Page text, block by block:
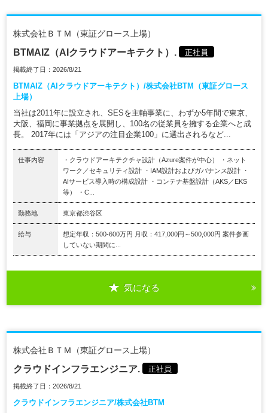
株式会社ＢＴＭ（東証グロース上場）
BTMAIZ（AIクラウドアーキテクト）. 正社員
掲載終了日：2026/8/21
BTMAIZ（AIクラウドアーキテクト）/株式会社BTM（東証グロース
上場）
当社は2011年に設立され、SESを主軸事業に、わずか5年間で東京、
大阪、福岡に事業拠点を展開し、100名の従業員を擁する企業へと成
長。 2017年には「アジアの注目企業100」に選出されるなど...
仕事内容
・クラウドアーキテクチャ設計（Azure案件が中心） ・ネット
ワーク／セキュリティ設計 ・IAM設計およびガバナンス設計 ・
AIサービス導入時の構成設計 ・コンテナ基盤設計（AKS／EKS
等） ・C...
勤務地 東京都渋谷区
給与
想定年収：500-600万円 月収：417,000円～500,000円 案件参画
していない期間に...
気になる
株式会社ＢＴＭ（東証グロース上場）
クラウドインフラエンジニア. 正社員
掲載終了日：2026/8/21
クラウドインフラエンジニア/株式会社BTM